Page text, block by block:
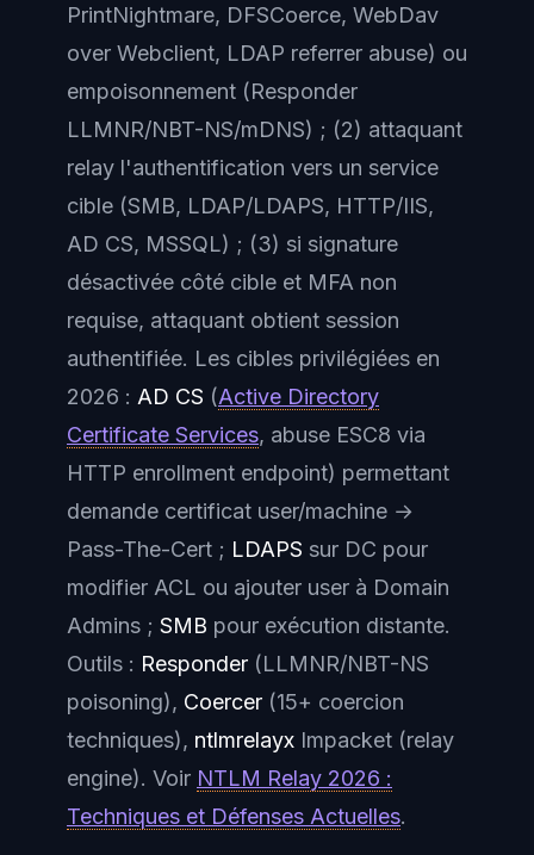
PrintNightmare, DFSCoerce, WebDav
over Webclient, LDAP referrer abuse) ou
empoisonnement (Responder
LLMNR/NBT-NS/mDNS) ; (2) attaquant
relay l'authentification vers un service
cible (SMB, LDAP/LDAPS, HTTP/IIS,
AD CS, MSSQL) ; (3) si signature
désactivée côté cible et MFA non
requise, attaquant obtient session
authentifiée. Les cibles privilégiées en
2026 : AD CS (Active Directory
Certificate Services, abuse ESC8 via
HTTP enrollment endpoint) permettant
demande certificat user/machine →
Pass-The-Cert ; LDAPS sur DC pour
modifier ACL ou ajouter user à Domain
Admins ; SMB pour exécution distante.
Outils : Responder (LLMNR/NBT-NS
poisoning), Coercer (15+ coercion
techniques), ntlmrelayx Impacket (relay
engine). Voir NTLM Relay 2026 :
Techniques et Défenses Actuelles.